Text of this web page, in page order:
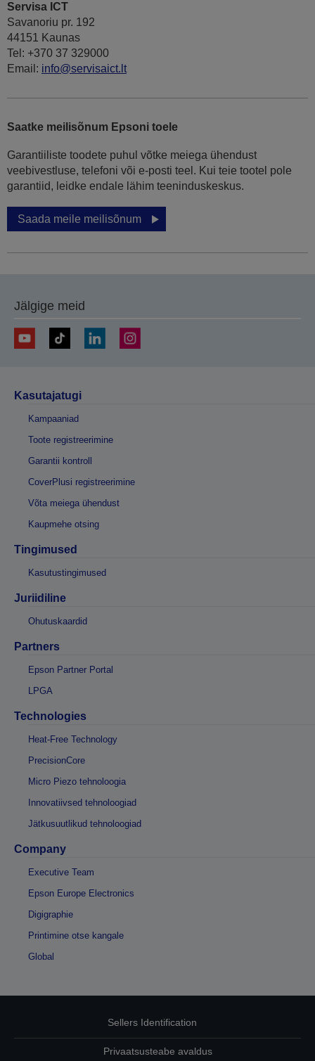
Servisa ICT
Savanoriu pr. 192
44151 Kaunas
Tel: +370 37 329000
Email: info@servisaict.lt
Saatke meilisõnum Epsoni toele
Garantiiliste toodete puhul võtke meiega ühendust
veebivestluse, telefoni või e-posti teel. Kui teie tootel pole
garantiid, leidke endale lähim teeninduskeskus.
Saada meile meilisõnum
Jälgige meid
Kasutajatugi
Kampaaniad
Toote registreerimine
Garantii kontroll
CoverPlusi registreerimine
Võta meiega ühendust
Kaupmehe otsing
Tingimused
Kasutustingimused
Juriidiline
Ohutuskaardid
Partners
Epson Partner Portal
LPGA
Technologies
Heat-Free Technology
PrecisionCore
Micro Piezo tehnoloogia
Innovatiivsed tehnoloogiad
Jätkusuutlikud tehnoloogiad
Company
Executive Team
Epson Europe Electronics
Digigraphie
Printimine otse kangale
Global
Sellers Identification
Privaatsusteabe avaldus